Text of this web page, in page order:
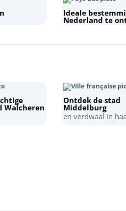
Ideale
Nederland te
Walcheren
Ontdek de stad
Middelburg
en verdwaal in